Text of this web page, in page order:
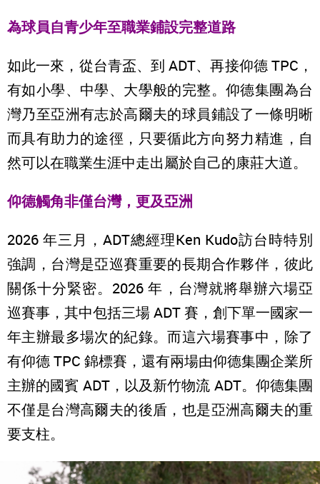
為球員自青少年至職業鋪設完整道路
如此一來，從台青盃、到 ADT、再接仰德 TPC，
有如小學、中學、大學般的完整。仰德集團為台
灣乃至亞洲有志於高爾夫的球員鋪設了一條明晰
而具有助力的途徑，只要循此方向努力精進，自
然可以在職業生涯中走出屬於自己的康莊大道。
仰德觸角非僅台灣，更及亞洲
2026 年三月，ADT總經理Ken Kudo訪台時特別
強調，台灣是亞巡賽重要的長期合作夥伴，彼此
關係十分緊密。2026 年，台灣就將舉辦六場亞
巡賽事，其中包括三場 ADT 賽，創下單一國家一
年主辦最多場次的紀錄。而這六場賽事中，除了
有仰德 TPC 錦標賽，還有兩場由仰德集團企業所
主辦的國賓 ADT，以及新竹物流 ADT。仰德集團
不僅是台灣高爾夫的後盾，也是亞洲高爾夫的重
要支柱。